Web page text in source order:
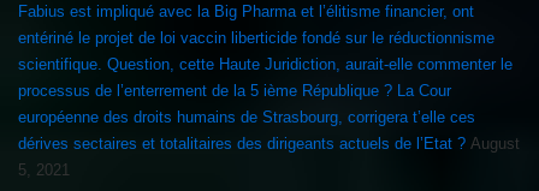
Fabius est impliqué avec la Big Pharma et l’élitisme financier, ont
entériné le projet de loi vaccin liberticide fondé sur le réductionnisme
scientifique. Question, cette Haute Juridiction, aurait-elle commenter le
processus de l’enterrement de la 5 ième République ? La Cour
européenne des droits humains de Strasbourg, corrigera t’elle ces
dérives sectaires et totalitaires des dirigeants actuels de l’Etat ? August
5, 2021